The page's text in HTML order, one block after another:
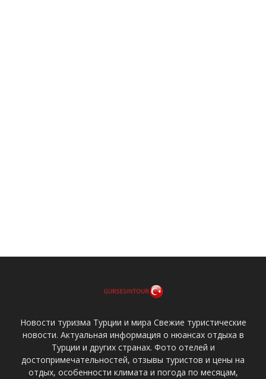
Новости туризма Турции и мира Свежие туристические
новости. Актуальная информация о нюансах отдыха в
Турции и других странах. Фото отелей и
достопримечательностей, отзывы туристов и цены на
отдых, особенности климата и погода по месяцам,